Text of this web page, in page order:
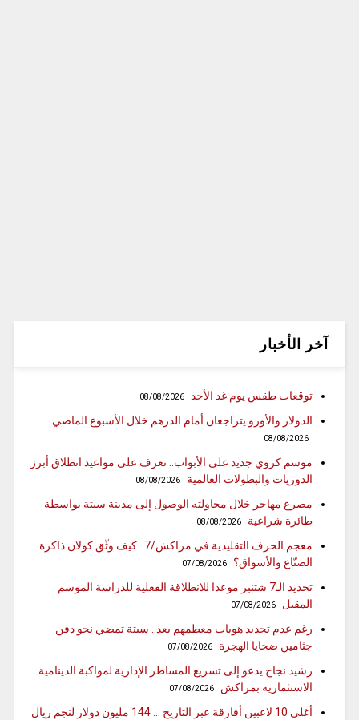
آخر الأخبار
توقعات طقس يوم غد الأحد 08/08/2026
الدولار والأورو يتراجعان أمام الدرهم خلال الأسبوع الماضي
08/08/2026
موسم كروي جديد على الأبواب.. تعرف على مواعيد انطلاق أبرز
الدوريات والبطولات العالمية
08/08/2026
مصرع مهاجر خلال محاولته الوصول إلى مدينة سبتة بواسطة
طائرة شراعية
08/08/2026
معجم الحرف التقليدية في مراكش/7.. كيف وثّق كولان ذاكرة
الصنّاع والأسواق؟
07/08/2026
تحديد الـ7 شتنبر موعدا للانطلاقة الفعلية للدراسة الموسم
المقبل
07/08/2026
رغم عدم تحديد هويات معظمهم بعد.. سبتة تمضي نحو دفن
جثامين ضحايا الهجرة
07/08/2026
رشيد نجاح يدعو إلى تسريع المساطر الإدارية لمواكبة الدينامية
الاستثمارية بمراكش
07/08/2026
أغلى 10 لاعبين أفارقة عبر التاريخ … 144 مليون دولار لنجم ريال